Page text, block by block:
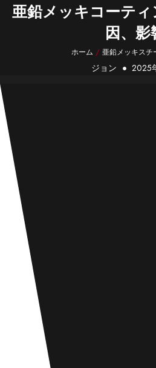
亜鉛メッキコーテ
因、影
ホーム / 亜鉛メッキスチ
ジョン 2025